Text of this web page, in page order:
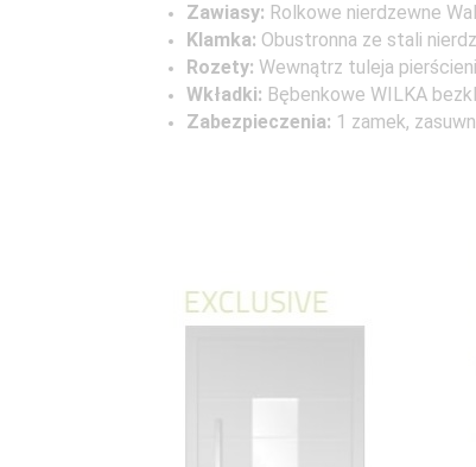
Zawiasy: Rolkowe nierdzewne
Klamka: Obustronna ze stali
Rozety: Wewnątrz tuleja
Wkładki: Bębenkowe WILKA
Zabezpieczenia: 1 zamek,